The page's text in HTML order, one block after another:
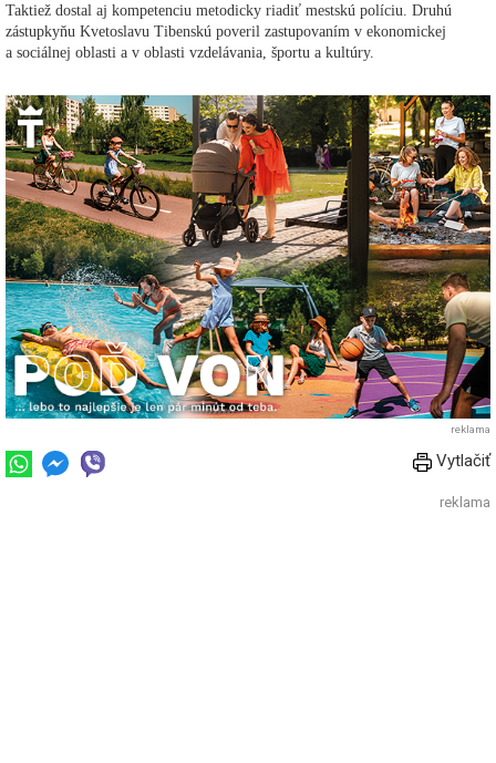
Taktiež dostal aj kompetenciu metodicky riadiť mestskú políciu. Druhú
zástupkyňu Kvetoslavu Tibenskú poveril zastupovaním v ekonomickej
a sociálnej oblasti a v oblasti vzdelávania, športu a kultúry.
reklama
Vytlačiť
reklama